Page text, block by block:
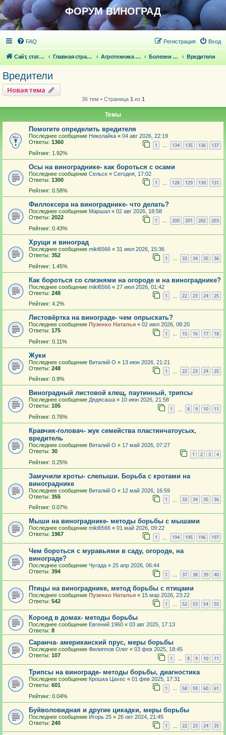
ФОРУМ ВИНОГРАД
FAQ Вход
Регистрация
Сайт, статьи Главная страница Агротехника выращивания винограда Болезни и вредители винограда Вредители
Вредители
Новая тема
36 тем • Страница 1 из 1
Темы
Помогите определить вредителя
Последнее сообщение Николайка « 04 авг 2026, 22:19
Ответы: 1360 1 … 134 135 136 137
Рейтинг: 1.92%
Осы на винограднике- как бороться с осами
Последнее сообщение Сельск « Сегодня, 17:02
Ответы: 1300 1 128 129 130 131
Рейтинг: 0.58%
Филлоксера на винограднике- что делать?
Последнее сообщение Маршал « 02 авг 2026, 18:58
Ответы: 2022 1 … 200 201 202 203
Рейтинг: 0.43%
Хрущи и виноград
Последнее сообщение mikl6566 « 31 июл 2026, 15:36
Ответы: 352 1 … 33 34 35 36
Рейтинг: 1.45%
Как бороться со слизнями на огороде и на винограднике?
Последнее сообщение mikl6566 « 27 июл 2026, 01:42
Ответы: 248 1 22 23 24 25
Рейтинг: 4.2%
Листовёртка на винограде- чем опрыскать?
Последнее сообщение Пузенко Наталья « 02 июл 2026, 08:20
Ответы: 175 1 … 15 16 17 18
Рейтинг: 0.11%
Жуки
Последнее сообщение Виталий О « 13 июн 2026, 21:21
Ответы: 248 1 22 23 24 25
Рейтинг: 0.9%
Виноградный листовой клещ, паутинный, трипсы
Последнее сообщение Дядясаша « 10 июн 2026, 21:58
Ответы: 105 1 8 9 10 11
Рейтинг: 0.76%
Кравчик-головач- жук семейства пластинчатоусых,
вредитель
Последнее сообщение Виталий О « 17 май 2026, 07:27
Ответы: 30 1 2 3 4
Рейтинг: 0.25%
Замучили кроты- слепыши. Борьба с кротами на
винограднике
Последнее сообщение Виталий О « 12 май 2026, 16:59
Ответы: 355 1 33 34 35 36
Рейтинг: 0.07%
Мыши на винограднике- методы борьбы с мышами
Последнее сообщение mikl6566 « 01 май 2026, 09:22
Ответы: 1967 1 194 195 196 197
Чем бороться с муравьями в саду, огороде, на
винограде?
Последнее сообщение Чугада « 25 апр 2026, 06:44
Ответы: 394 1 … 37 38 39 40
Птицы на винограднике, метод борьбы с птицами
Последнее сообщение Пузенко Наталья « 15 мар 2026, 23:22
Ответы: 542 1 52 53 54 55
Короед в домах- методы борьбы
Последнее сообщение Евгений 1960 « 03 авг 2025, 17:13
Ответы: 8
Саранча- американский прус, меры борьбы
Последнее сообщение Филиппов Олег « 03 фев 2025, 18:45
Ответы: 107 1 … 8 9 10 11
Трипсы на винограде- методы борьбы, диагностика
Последнее сообщение Крошка Цахес « 01 фев 2025, 17:31
Ответы: 601 1 … 58 59 60 61
Рейтинг: 0.04%
Буйволовидная и другие цикадки, меры борьбы
Последнее сообщение Игорь 25 « 26 окт 2024, 21:45
Ответы: 240 1 22 23 24 25